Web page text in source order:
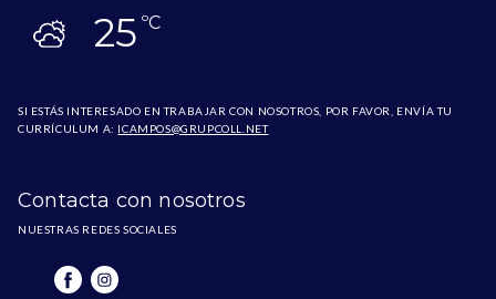
25ºC
SI ESTÁS INTERESADO EN TRABAJAR CON NOSOTROS, POR FAVOR, ENVÍA TU
CURRÍCULUM A: ICAMPOS@GRUPCOLL.NET
Contacta con nosotros
NUESTRAS REDES SOCIALES